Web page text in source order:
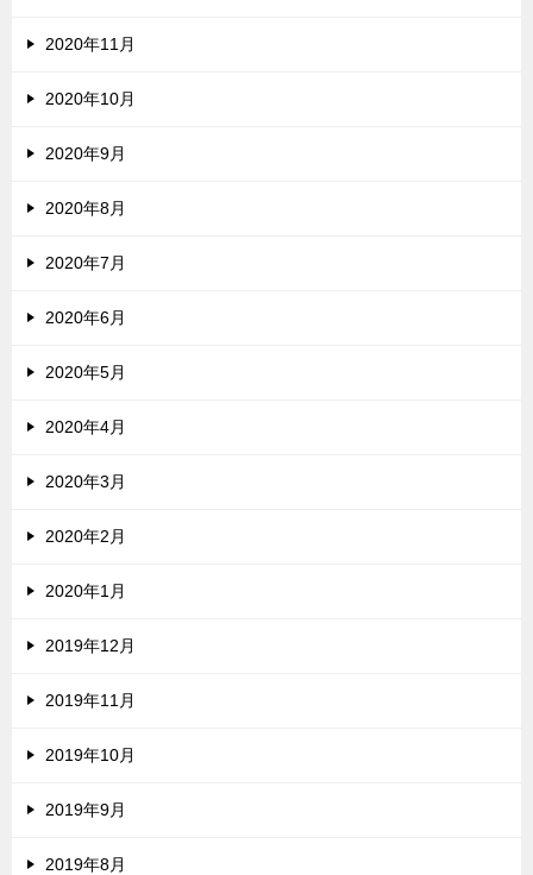
2020年11月
2020年10月
2020年9月
2020年8月
2020年7月
2020年6月
2020年5月
2020年4月
2020年3月
2020年2月
2020年1月
2019年12月
2019年11月
2019年10月
2019年9月
2019年8月